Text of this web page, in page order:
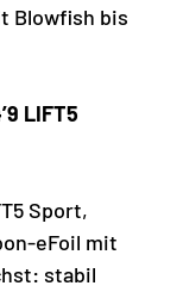
Blowfish bis
LIFT5
Sport,
eFoil mit
stabil